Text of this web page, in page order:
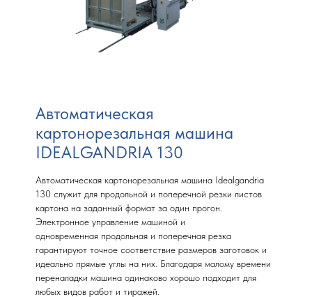
Автоматическая
картонорезальная машина
IDEALGANDRIA 130
Автоматическая картонорезальная машина Idealgandria
130 служит для продольной и поперечной резки листов
картона на заданный формат за один прогон.
Электронное управление машиной и
одновременная продольная и поперечная резка
гарантируют точное соответствие размеров заготовок и
идеально прямые углы на них. Благодаря малому времени
переналадки машина одинаково хорошо подходит для
любых видов работ и тиражей.